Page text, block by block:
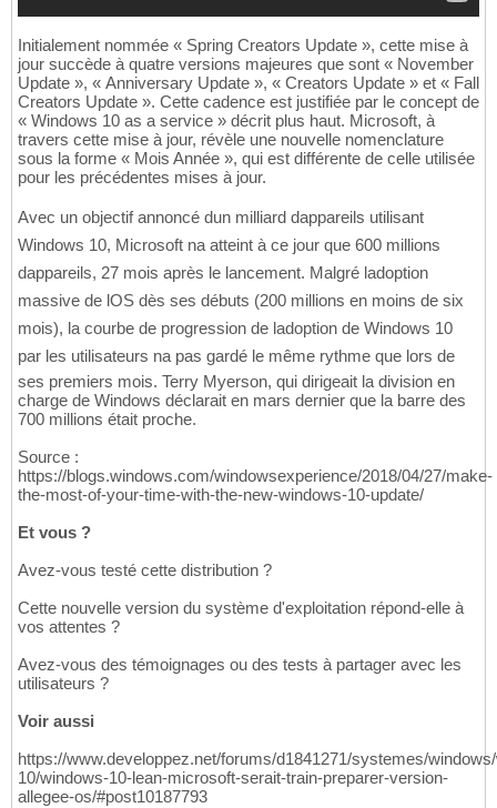
Initialement nommée « Spring Creators Update », cette mise à
jour succède à quatre versions majeures que sont « November
Update », « Anniversary Update », « Creators Update » et « Fall
Creators Update ». Cette cadence est justifiée par le concept de
« Windows 10 as a service » décrit plus haut. Microsoft, à
travers cette mise à jour, révèle une nouvelle nomenclature
sous la forme « Mois Année », qui est différente de celle utilisée
pour les précédentes mises à jour.
Avec un objectif annoncé dun milliard dappareils utilisant
Windows 10, Microsoft na atteint à ce jour que 600 millions
dappareils, 27 mois après le lancement. Malgré ladoption
massive de lOS dès ses débuts (200 millions en moins de six
mois), la courbe de progression de ladoption de Windows 10
par les utilisateurs na pas gardé le même rythme que lors de
ses premiers mois. Terry Myerson, qui dirigeait la division en
charge de Windows déclarait en mars dernier que la barre des
700 millions était proche.
Source :
https://blogs.windows.com/windowsexperience/2018/04/27/make-
the-most-of-your-time-with-the-new-windows-10-update/
Et vous ?
Avez-vous testé cette distribution ?
Cette nouvelle version du système d'exploitation répond-elle à
vos attentes ?
Avez-vous des témoignages ou des tests à partager avec les
utilisateurs ?
Voir aussi
https://www.developpez.net/forums/d1841271/systemes/
10/windows-10-lean-microsoft-serait-train-preparer-version-
allegee-os/#post10187793